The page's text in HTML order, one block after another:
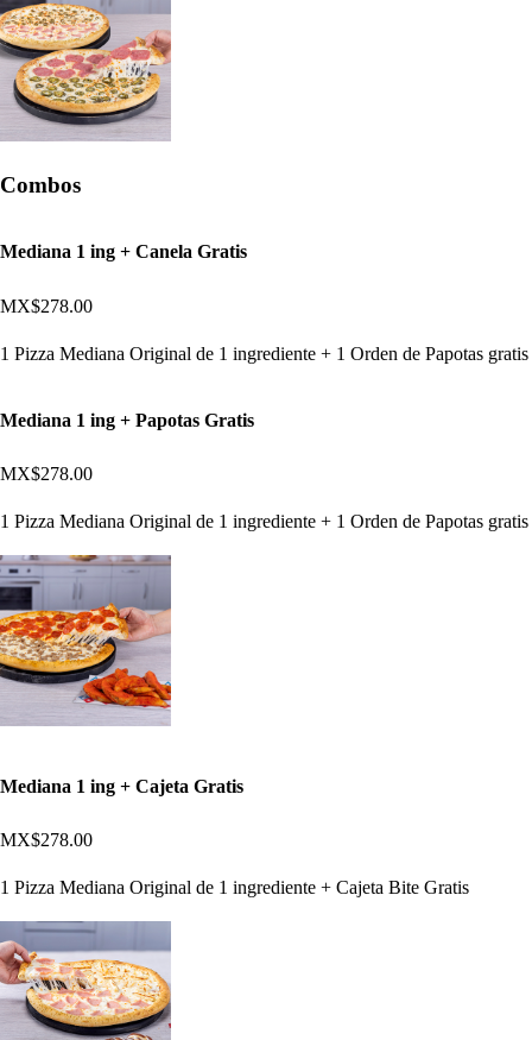
Combos
Mediana 1 ing + Canela Gratis
MX$278.00
1 Pizza Mediana Original de 1 ingrediente + 1 Orden de Papotas gratis
Mediana 1 ing + Papotas Gratis
MX$278.00
1 Pizza Mediana Original de 1 ingrediente + 1 Orden de Papotas gratis
Mediana 1 ing + Cajeta Gratis
MX$278.00
1 Pizza Mediana Original de 1 ingrediente + Cajeta Bite Gratis